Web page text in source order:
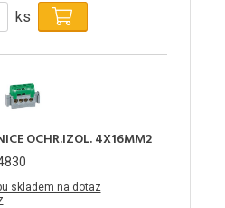
ks
OCHR.IZOL. 4X16MM2
skladem na dotaz